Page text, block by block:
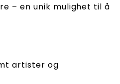
– en unik mulighet til å
artister og